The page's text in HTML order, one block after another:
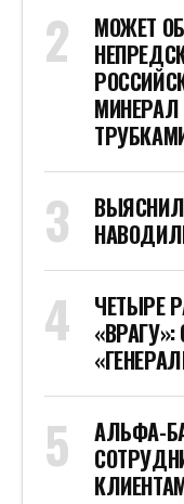
МОЖЕТ
ЧЕТЫРЕ
АЛЬФА-